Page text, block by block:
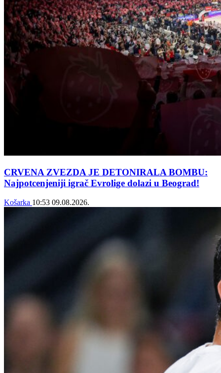
CRVENA ZVEZDA JE DETONIRALA BOMBU:
Najpotcenjeniji igrač Evrolige dolazi u Beograd!
Košarka 10:53 09.08.2026.